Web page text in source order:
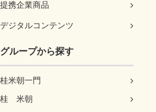
提携企業商品
デジタルコンテンツ
グループから探す
桂米朝一門
桂 米朝